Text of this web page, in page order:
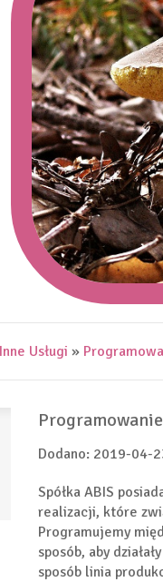
Inne Usługi »
Dodano: 2019-04-
Spółka ABIS
realizacji, które
Programujemy
sposób, aby
sposób linia